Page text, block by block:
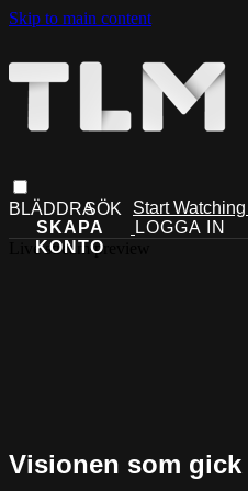
Skip to main content
Start Watching
Live stream preview
Visionen som